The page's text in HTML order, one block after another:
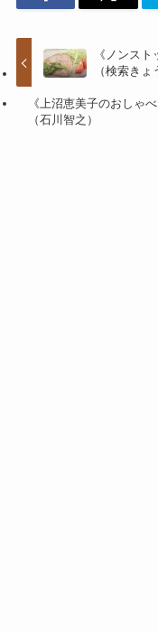
《ノンス
（検索きょ
《上沼恵美子のおしゃ
（石川智之）